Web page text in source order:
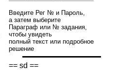
Введите Рег № и Пароль,
а затем выберите
Параграф или № задания,
чтобы увидеть
полный текст или подробное
решение
== sd ==